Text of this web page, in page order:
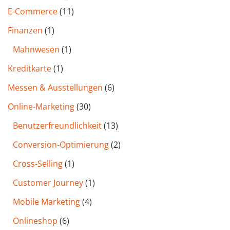
E-Commerce(11)
Finanzen (1)
Mahnwesen (1)
Kreditkarte(1)
Messen & Ausstellungen (6)
Online-Marketing(30)
Benutzer­freund­lichkeit(13)
Conversion-Optimierung(2)
Cross-Selling(1)
Customer Journey(1)
Mobile Marketing(4)
Onlineshop (6)